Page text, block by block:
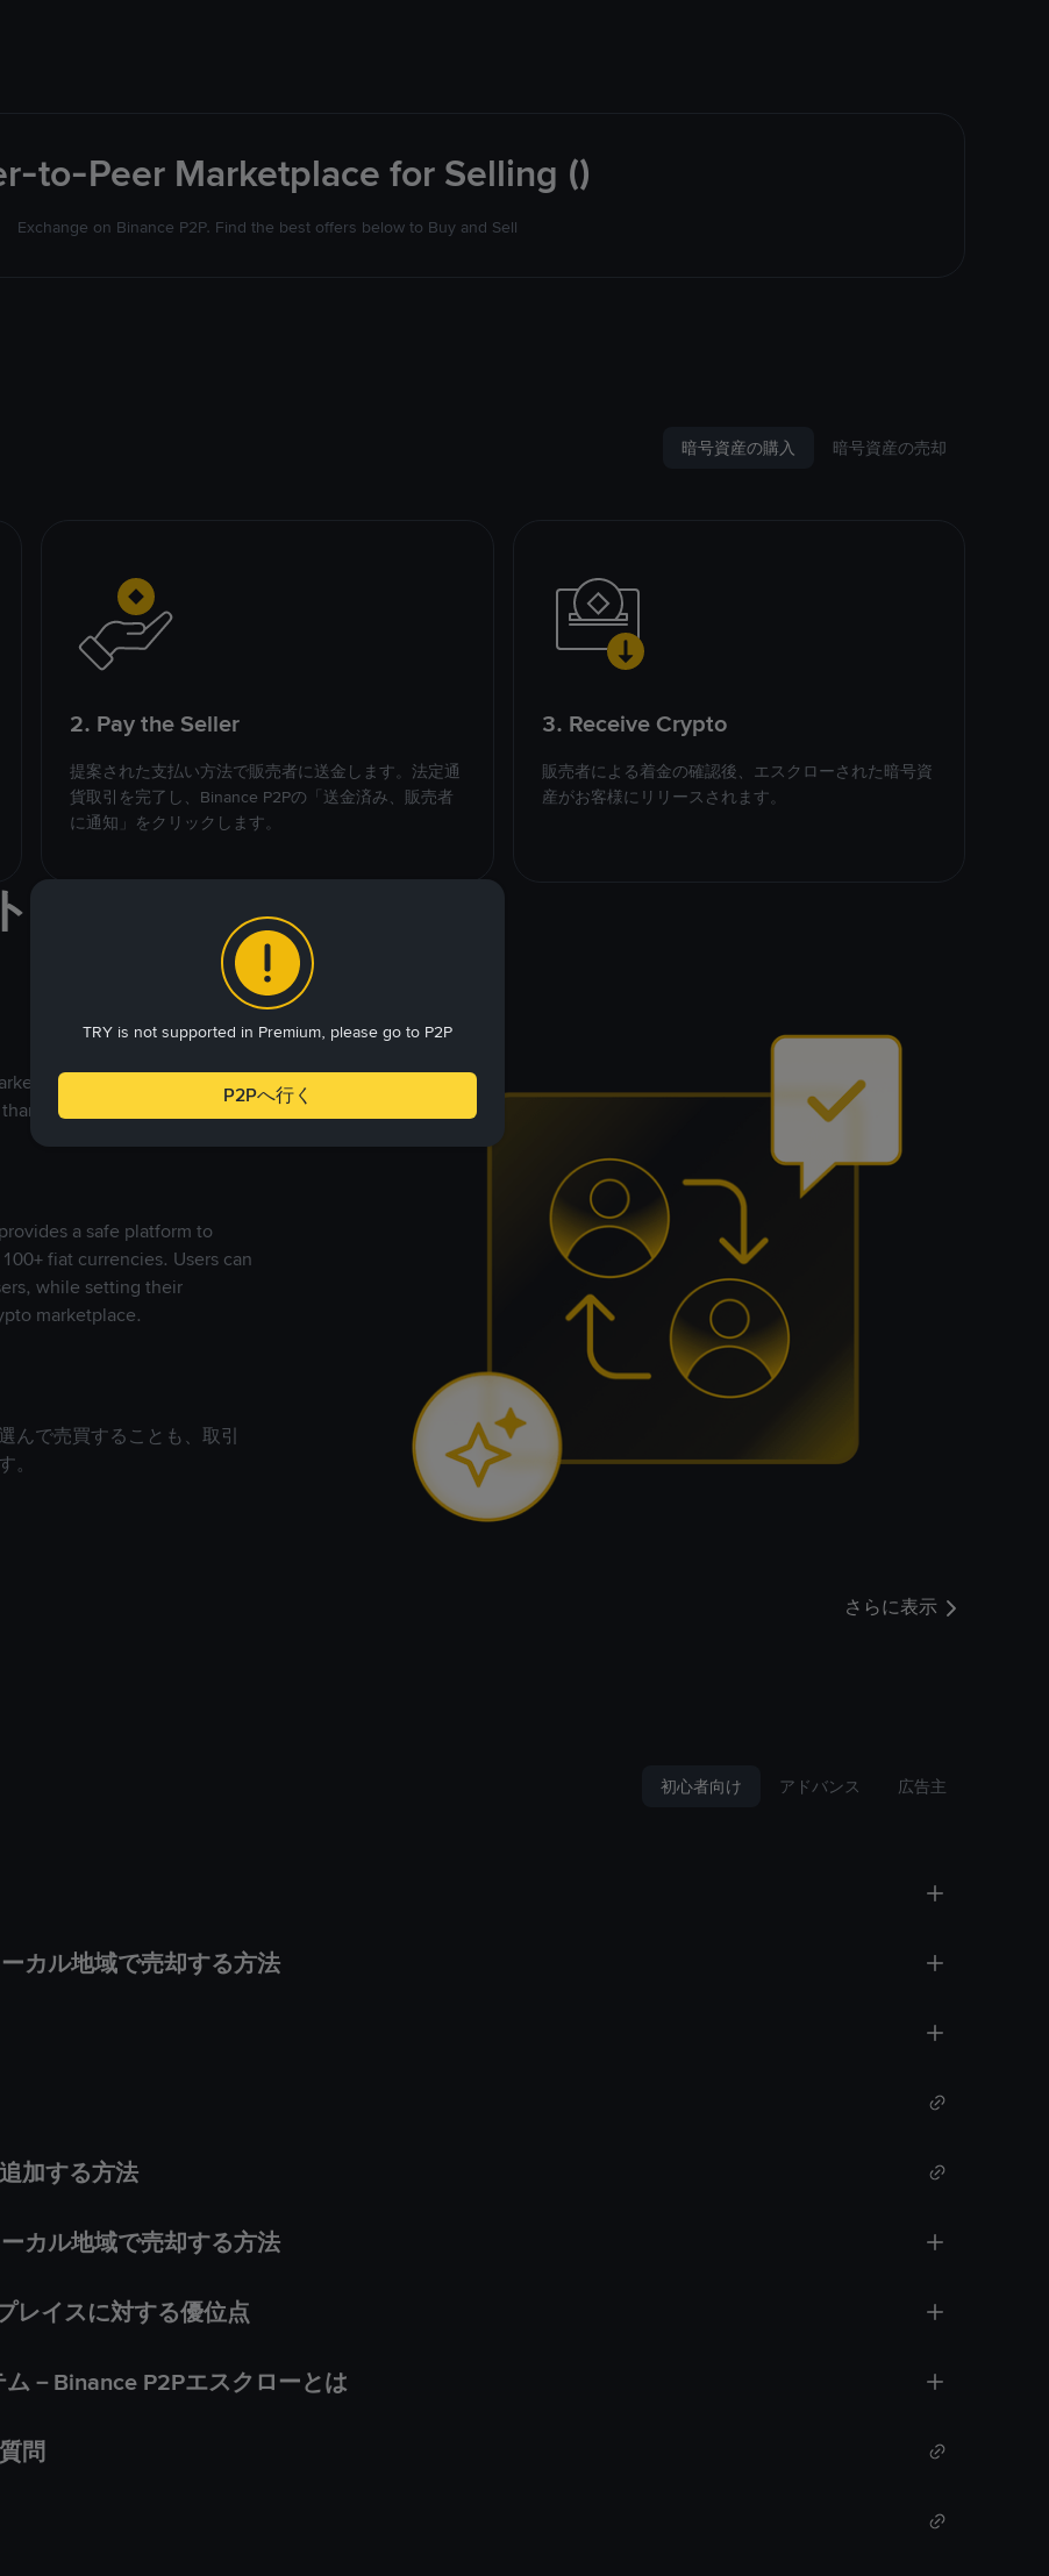
to-Peer Marketplace for Selling ()
Exchange on Binance P2P. Find the best offers below to Buy and Sell
暗号資産の購入 暗号資産の売却
2. Pay the Seller
提案された支払い方法で販売者に送金します。法定通
貨取引を完了し、Binance P2Pの「送金済み、販売者
に通知」をクリックします。
3. Receive Crypto
販売者による着金の確認後、エスクローされた暗号資
産がお客様にリリースされます。
Binance P2P provides a
70 local currencies.
a safe platform to
fiat currencies. Users can
while setting their
marketplace.
んで売買することも、取引
。
さらに表示
初心者向け アドバンス 広告主
カル地域で売却する方法
加する方法
カル地域で売却する方法
レイスに対する優位点
－Binance P2Pエスクローとは
問
TRY is not supported in Premium, please go to P2P
P2Pへ行く